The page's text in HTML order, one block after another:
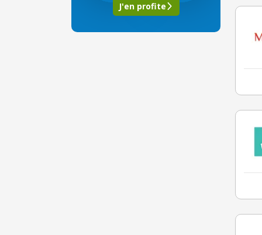
J'en profite